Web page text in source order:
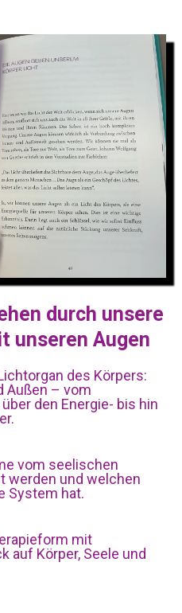
durch unsere
unseren Augen
des Körpers:
Außen – vom
den Energie- bis hin
vom seelischen
werden und welchen
System hat.
mit
auf Körper, Seele und